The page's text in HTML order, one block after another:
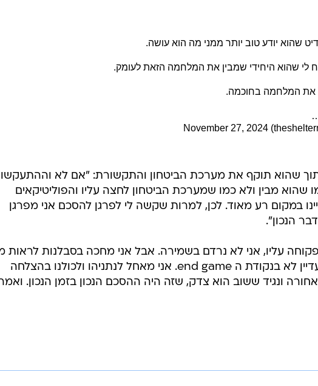
שהוא יודע טוב יותר ממני מה הוא עושה.
לי שהוא היחידי שמבין את המלחמה הזאת לעומק.
את המלחמה בחוכמה.
November 27, 2024
תוך שהוא תוקף את מערכת הביטחון והתקשורת: "אם לא
מבין ולא כמו שמערכת הביטחון לחצה עליו והפוליטיקאים
במקום רע מאוד. לכן, למרות שקשה לי לפרגן להסכם אני מפרגן
הנכון".
פקוחה עליו, אני לא נרדם בשמירה. אבל אני מחכה בסבלנות לראות
יוליד יום. אני יודע שאנחנו עדיין לא בנקודת ה end game. אני מאחל לנתניהו ולכולנו בהצלחה
ונגיד ששוב הוא צדק, שזה היה ההסכם הנכון בזמן הנכון.